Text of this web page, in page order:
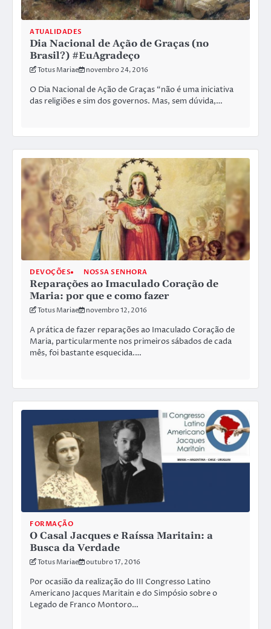
ATUALIDADES
Dia Nacional de Ação de Graças (no
Brasil?) #EuAgradeço
Totus Mariae novembro 24, 2016
O Dia Nacional de Ação de Graças “não é uma iniciativa
das religiões e sim dos governos. Mas, sem dúvida,…
DEVOÇÕES NOSSA SENHORA
Reparações ao Imaculado Coração de
Maria: por que e como fazer
Totus Mariae novembro 12, 2016
A prática de fazer reparações ao Imaculado Coração de
Maria, particularmente nos primeiros sábados de cada
mês, foi bastante esquecida.…
FORMAÇÃO
O Casal Jacques e Raíssa Maritain: a
Busca da Verdade
Totus Mariae outubro 17, 2016
Por ocasião da realização do III Congresso Latino
Americano Jacques Maritain e do Simpósio sobre o
Legado de Franco Montoro…